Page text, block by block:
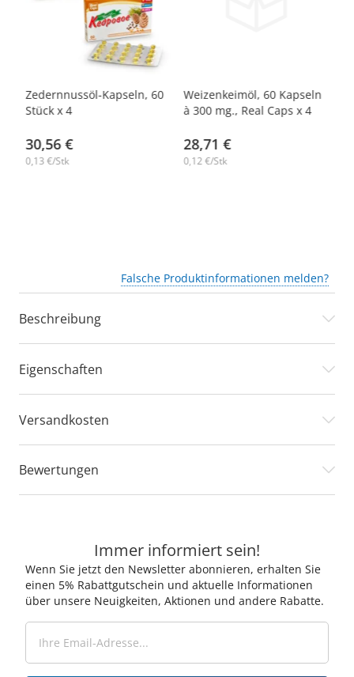
-14%
Zedernnussöl-Kapseln, 60
Stück х 4
30,56 €
0,13 €/Stk
-14%
Weizenkeimöl, 60 Kapseln
à 300 mg., Real Caps х 4
28,71 €
0,12 €/Stk
Falsche Produktinformationen melden?
Beschreibung
Eigenschaften
Versandkosten
Bewertungen
Immer informiert sein!
Wenn Sie jetzt den Newsletter abonnieren, erhalten Sie
einen 5% Rabattgutschein und aktuelle Informationen
über unsere Neuigkeiten, Aktionen und andere Rabatte.